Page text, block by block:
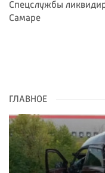
Спецслужбы
Самаре
ГЛАВНОЕ